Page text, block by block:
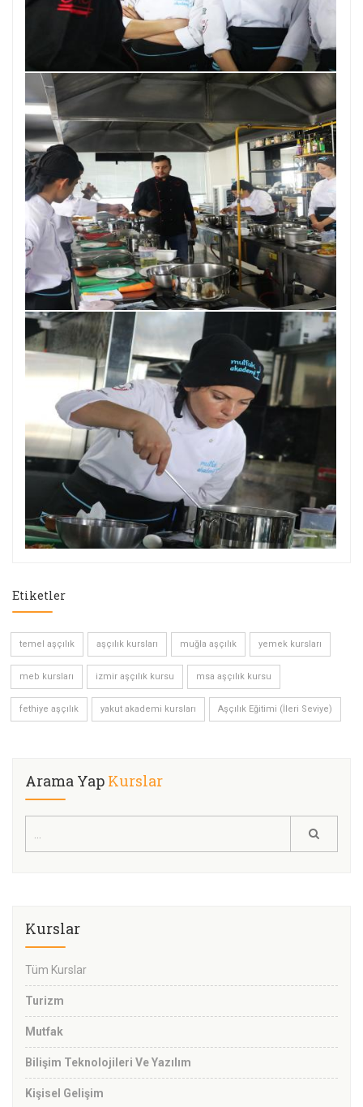
Etiketler
temel aşçılık aşçılık kursları muğla aşçılık yemek kursları
meb kursları izmir aşçılık kursu msa aşçılık kursu
fethiye aşçılık yakut akademi kursları Aşçılık Eğitimi (İleri Seviye)
Arama Yap Kurslar
Kurslar
Tüm Kurslar
Turizm
Mutfak
Bilişim Teknolojileri Ve Yazılım
Kişisel Gelişim